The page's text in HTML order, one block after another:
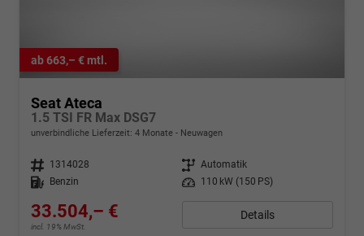
ab 663,– € mtl.
Seat Ateca
1.5 TSI FR Max DSG7
unverbindliche Lieferzeit: 4 Monate Neuwagen
Fahrzeugnr. 1314028 Getriebe Automatik
Kraftstoff
Benzin Leistung 110 kW (150 PS)
33.504,– €
incl. 19% MwSt.
Details